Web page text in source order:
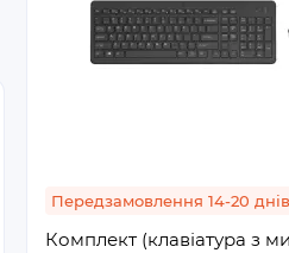
Передзамовлення 14-20 днів
Комплект (клавіатура з